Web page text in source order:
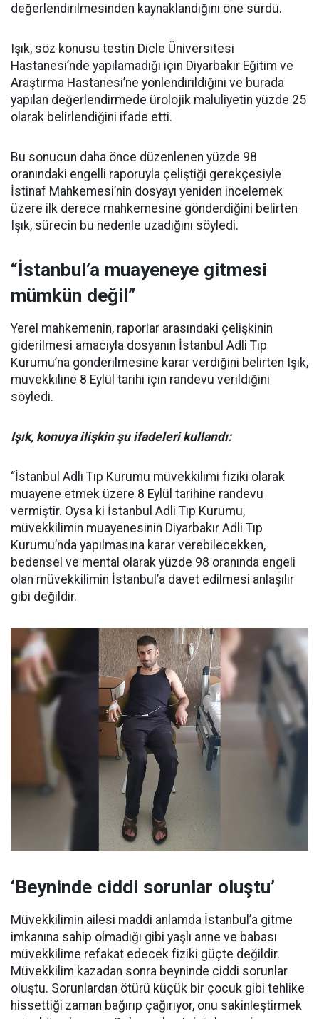
değerlendirilmesinden kaynaklandığını öne sürdü.
Işık, söz konusu testin Dicle Üniversitesi
Hastanesi’nde yapılamadığı için Diyarbakır Eğitim ve
Araştırma Hastanesi’ne yönlendirildiğini ve burada
yapılan değerlendirmede ürolojik maluliyetin yüzde 25
olarak belirlendiğini ifade etti.
Bu sonucun daha önce düzenlenen yüzde 98
oranındaki engelli raporuyla çeliştiği gerekçesiyle
İstinaf Mahkemesi’nin dosyayı yeniden incelemek
üzere ilk derece mahkemesine gönderdiğini belirten
Işık, sürecin bu nedenle uzadığını söyledi.
“İstanbul’a muayeneye gitmesi
mümkün değil”
Yerel mahkemenin, raporlar arasındaki çelişkinin
giderilmesi amacıyla dosyanın İstanbul Adli Tıp
Kurumu’na gönderilmesine karar verdiğini belirten Işık,
müvekkiline 8 Eylül tarihi için randevu verildiğini
söyledi.
Işık, konuya ilişkin şu ifadeleri kullandı:
“İstanbul Adli Tıp Kurumu müvekkilimi fiziki olarak
muayene etmek üzere 8 Eylül tarihine randevu
vermiştir. Oysa ki İstanbul Adli Tıp Kurumu,
müvekkilimin muayenesinin Diyarbakır Adli Tıp
Kurumu’nda yapılmasına karar verebilecekken,
bedensel ve mental olarak yüzde 98 oranında engeli
olan müvekkilimin İstanbul’a davet edilmesi anlaşılır
gibi değildir.
‘Beyninde ciddi sorunlar oluştu’
Müvekkilimin ailesi maddi anlamda İstanbul’a gitme
imkanına sahip olmadığı gibi yaşlı anne ve babası
müvekkilime refakat edecek fiziki güçte değildir.
Müvekkilim kazadan sonra beyninde ciddi sorunlar
oluştu. Sorunlardan ötürü küçük bir çocuk gibi tehlike
hissettiği zaman bağırıp çağırıyor, onu sakinleştirmek